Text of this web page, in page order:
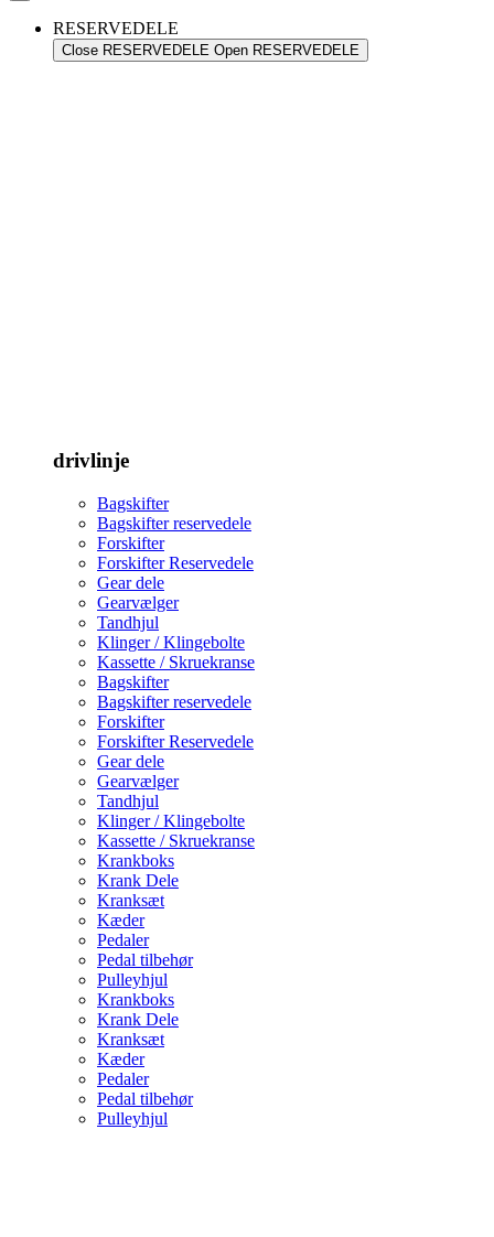
RESERVEDELE
Close RESERVEDELE Open RESERVEDELE
drivlinje
Bagskifter
Bagskifter reservedele
Forskifter
Forskifter Reservedele
Gear dele
Gearvælger
Tandhjul
Klinger / Klingebolte
Kassette / Skruekranse
Bagskifter
Bagskifter reservedele
Forskifter
Forskifter Reservedele
Gear dele
Gearvælger
Tandhjul
Klinger / Klingebolte
Kassette / Skruekranse
Krankboks
Krank Dele
Kranksæt
Kæder
Pedaler
Pedal tilbehør
Pulleyhjul
Krankboks
Krank Dele
Kranksæt
Kæder
Pedaler
Pedal tilbehør
Pulleyhjul